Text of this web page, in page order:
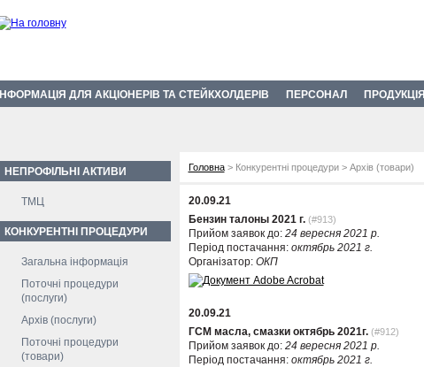
ІНФОРМАЦІЯ ДЛЯ АКЦІОНЕРІВ ТА СТЕЙКХОЛДЕРІВ ПЕРСОНАЛ ПРОДУКЦІЯ
НЕПРОФІЛЬНІ АКТИВИ
ТМЦ
КОНКУРЕНТНІ ПРОЦЕДУРИ
Загальна інформація
Поточні процедури
(послуги)
Архів (послуги)
Поточні процедури
(товари)
Головна> Конкурентні процедури > Архів (товари)
20.09.21
Бензин талоны 2021 г.(#913)
Прийом заявок до: 24 вересня 2021 р.
Період постачання: октябрь 2021 г.
Організатор: ОКП
20.09.21
ГСМ масла, смазки октябрь 2021г.(#912)
Прийом заявок до: 24 вересня 2021 р.
Період постачання: октябрь 2021 г.